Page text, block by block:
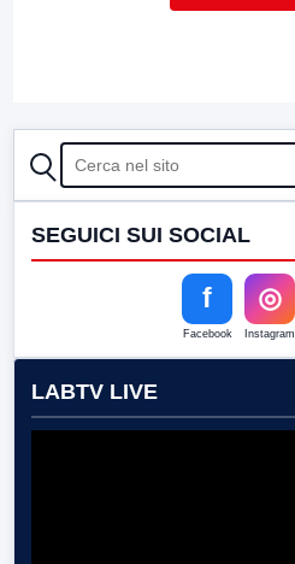
CERCA
SEGUICI SUI SOCIAL
f
Facebook
◎
Instagram
LABTV LIVE